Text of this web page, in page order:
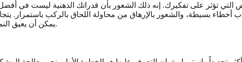
تؤثر على تفكيرك. إنه ذلك الشعور بأن قدراتك الذهنية ليست في
أخطاء بسيطة، والشعور بالإرهاق من محاولة اللحاق بالركب باستمرار.
يمكن أن يعيق النمو الوظيفي ويزيد بشكل كبير من التوتر المرتبط بالعمل.